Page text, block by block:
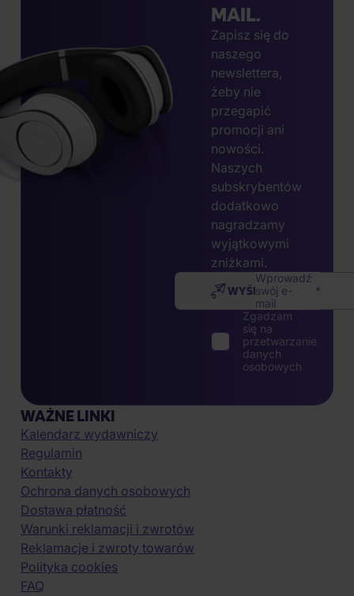
MAIL.
Zapisz się do
naszego
newslettera,
żeby nie
przegapić
promocji ani
nowości.
Naszych
subskrybentów
dodatkowo
nagradzamy
wyjątkowymi
zniżkami.
Wprowadź
swój e-
mail
WYŚLIJ
Zgadzam
się na
przetwarzanie
danych
osobowych
WAŻNE LINKI
Kalendarz wydawniczy
Regulamin
Kontakty
Ochrona danych osobowych
Dostawa płatność
Warunki reklamacji i zwrotów
Reklamacje i zwroty towarów
Polityka cookies
FAQ